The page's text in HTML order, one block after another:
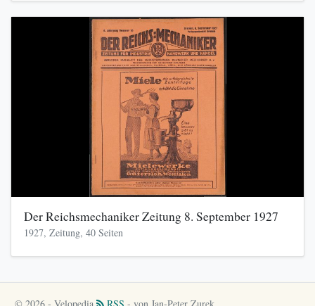
Der Reichsmechaniker Zeitung 8. September 1927
1927, Zeitung, 40 Seiten